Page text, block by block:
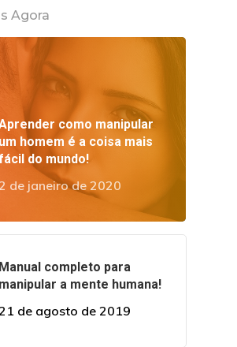
Agora
como manipular
um homem é a coisa mais
do mundo!
de janeiro de 2020
Manual completo para
manipular a mente humana!
de agosto de 2019